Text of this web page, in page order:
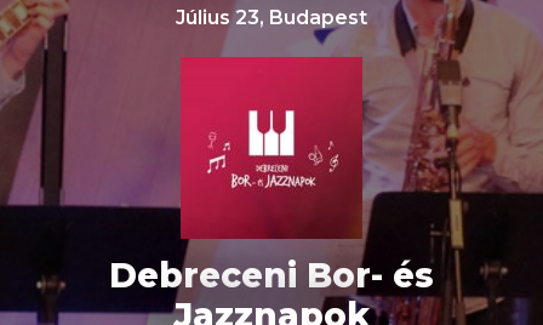
Július 23, Budapest
Debreceni Bor- és
Jazznapok